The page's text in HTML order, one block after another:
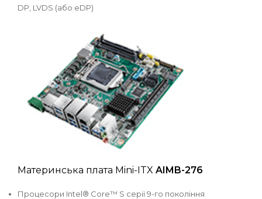
DP, LVDS (або eDP)
Материнська плата Mini-ITX AIMB-276
Процесори Intel® Core™ S серії 9-го покоління